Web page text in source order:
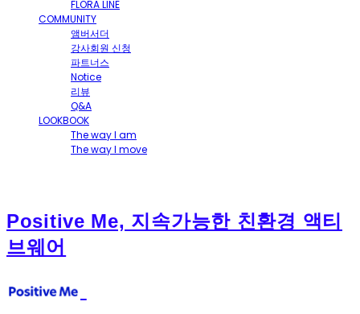
FLORA LINE
COMMUNITY
앰버서더
강사회원 신청
파트너스
Notice
리뷰
Q&A
LOOKBOOK
The way I am
The way I move
Positive Me, 지속가능한 친환경 액티
브웨어